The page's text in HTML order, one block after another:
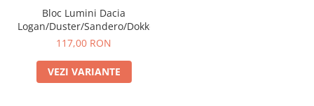
Bloc Lumini Dacia
Logan/Duster/Sandero/Dokker
117,00 RON
VEZI VARIANTE